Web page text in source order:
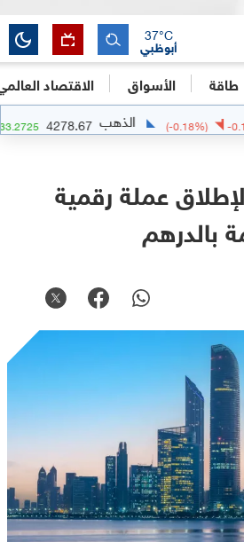
طاقة الأسواق الاقتصاد
أبوظبي
37°C
(-0.18 الذهب 4278.67
+33.2725
%)
عملة رقمية
بالدرهم